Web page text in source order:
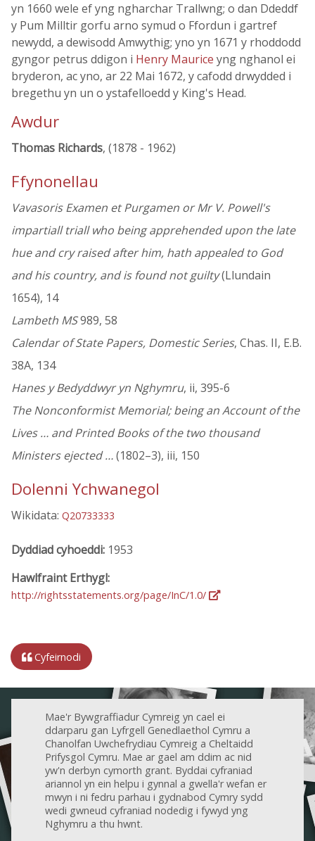
yn 1660 wele ef yng ngharchar Trallwng; o dan Ddeddf
y Pum Milltir gorfu arno symud o Ffordun i gartref
newydd, a dewisodd Amwythig; yno yn 1671 y rhoddodd
gyngor petrus ddigon i Henry Maurice yng nghanol ei
bryderon, ac yno, ar 22 Mai 1672, y cafodd drwydded i
bregethu yn un o ystafelloedd y King's Head.
Awdur
Thomas Richards, (1878 - 1962)
Ffynonellau
Vavasoris Examen et Purgamen or Mr V. Powell's
impartiall triall who being apprehended upon the late
hue and cry raised after him, hath appealed to God
and his country, and is found not guilty(Llundain
1654), 14
Lambeth MS989, 58
Calendar of State Papers, Domestic Series, Chas. II, E.B.
38A, 134
Hanes y Bedyddwyr yn Nghymru, ii, 395-6
The Nonconformist Memorial; being an Account of the
Lives … and Printed Books of the two thousand
Ministers ejected …(1802–3), iii, 150
Dolenni Ychwanegol
Wikidata: Q20733333
Dyddiad cyhoeddi: 1953
Hawlfraint Erthygl:
http://rightsstatements.org/page/InC/1.0/
Cyfeirnodi
Mae'r Bywgraffiadur Cymreig yn cael ei
ddarparu gan Lyfrgell Genedlaethol Cymru a
Chanolfan Uwchefrydiau Cymreig a Cheltaidd
Prifysgol Cymru. Mae ar gael am ddim ac nid
yw'n derbyn cymorth grant. Byddai cyfraniad
ariannol yn ein helpu i gynnal a gwella'r wefan er
mwyn i ni fedru parhau i gydnabod Cymry sydd
wedi gwneud cyfraniad nodedig i fywyd yng
Nghymru a thu hwnt.